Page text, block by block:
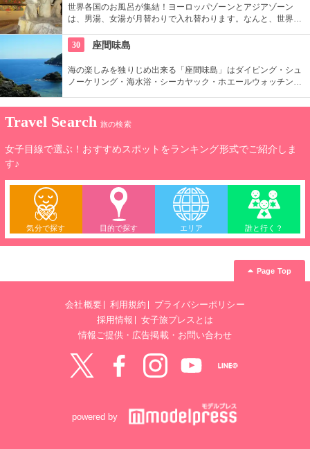
世界各国のお風呂が集結！ヨーロッパゾーンとアジアゾーン
は、男湯、女湯が月替わりで入れ替わります。なんと、世界各
中まわってもまわりきれないお風呂で癒しの時間を。
30 座間味島
海の楽しみを独りじめ出来る「座間味島」はダイビング・シュ
ノーケリング・海水浴・シーカヤック・ホエールウォッチン
ます。大自然の海に触れ地球を感じます。
Travel Search 旅の検索
女子目線で選ぶ！おすすめスポットをランキング形式でご紹介しま
す♪
気分で探す 目的で探す エリア 誰と行く？
Page Top
会社概要 利用規約
プライバシーポリシー
採用情報
女子旅プレスとは
情報ご提供・広告掲載・お問い合わせ
powered by